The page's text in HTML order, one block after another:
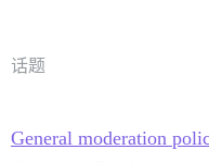
话题
General moderation